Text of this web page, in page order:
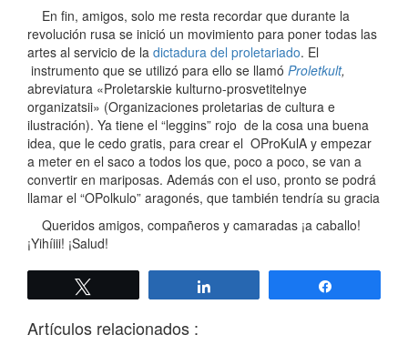
En fin, amigos, solo me resta recordar que durante la
revolución rusa se inició un movimiento para poner todas las
artes al servicio de la dictadura del proletariado. El
instrumento que se utilizó para ello se llamó Proletkult,
abreviatura «Proletarskie kulturno-prosvetitelnye
organizatsii» (Organizaciones proletarias de cultura e
ilustración). Ya tiene el “leggins” rojo de la cosa una buena
idea, que le cedo gratis, para crear el OProKulA y empezar
a meter en el saco a todos los que, poco a poco, se van a
convertir en mariposas. Además con el uso, pronto se podrá
llamar el “OPolkulo” aragonés, que también tendría su gracia
Queridos amigos, compañeros y camaradas ¡a caballo!
¡Yihíiii! ¡Salud!
Artículos relacionados :